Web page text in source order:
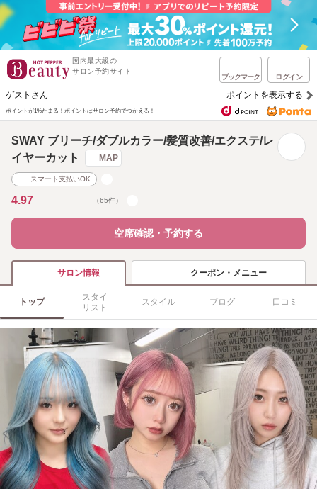
国内最大級の
サロン予約サイト
ブックマーク ログイン
ゲストさん ポイントを表示する
ポイントが1%たまる！ ポイントはサロン予約でつかえる！
SWAY ブリーチ/ダブルカラー/髪質改善/エクステ/レ
イヤーカット
MAP
スマート支払いOK
4.97 （65件）
空席確認・予約する
サロン情報 クーポン・メニュー
トップ
スタイ
リスト
スタイル ブログ 口コミ